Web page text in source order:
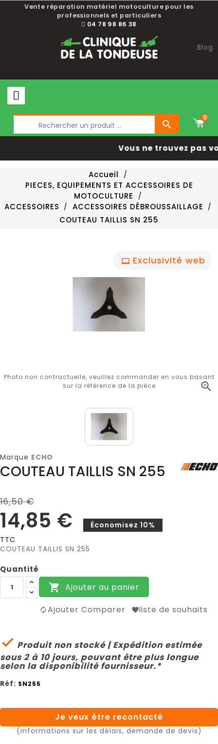
Vente réparation matériel motoculture pour les
professionnels et particuliers
04 78 98 86 38
Blog

0
Vous ne trouvez pas
Accueil
PIECES, EQUIPEMENTS ET ACCESSOIRES DE
MOTOCULTURE
ACCESSOIRES
ACCESSOIRES DÉBROUSSAILLAGE
COUTEAU TAILLIS SN 255
Exclusivité web

Photo non contractuelle, veuillez commander en vous basant
sur la référence de la pièce
Marque ECHO
COUTEAU TAILLIS SN 255
16,50 €
14,85 €
Économisez 10%
TTC
COUTEAU TAILLIS SN 255
Quantité
 Ajouter au panier
Ajouter Comparer liste de souhaits
 Produit non stocké | Expédition estimée
sous 2 à 10 jours, pouvant être plus longue
selon la disponibilité fournisseur.*
Réf: SN255
Je veux être recontacté
(informations sur les délais, demande de devis)